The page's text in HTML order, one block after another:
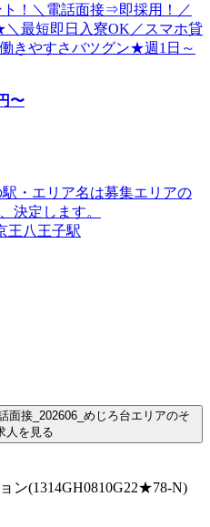
ト！＼電話面接⇒即採用！／
最短即日入寮OK／スマホ貸
きやすさバツグン★週1日～
〜
・エリア名は募集エリアの
決定します。
王八王子駅
面接_202606_めじろ台エリアのそ
人を見る
ン(1314GH0810G22★78-N)